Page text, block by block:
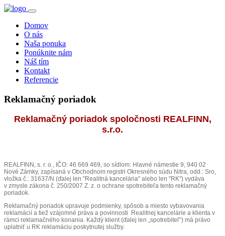
Domov
O nás
Naša ponuka
Ponúknite nám
Náš tím
Kontakt
Referencie
Reklamačný poriadok
Reklamačný poriadok spoločnosti REALFINN,
s.r.o.
REALFINN, s. r. o., IČO: 46 669 469, so sídlom: Hlavné námestie 9, 940 02
Nové Zámky, zapísaná v Obchodnom registri Okresného súdu Nitra, odd.: Sro,
vložka č.: 31637/N (ďalej len "Realitná kancelária" alebo len "RK") vydáva
v zmysle zákona č. 250/2007 Z. z. o ochrane spotrebiteľa tento reklamačný
poriadok.
Reklamačný poriadok upravuje podmienky, spôsob a miesto vybavovania
reklamácií a tiež vzájomné práva a povinnosti Realitnej kancelárie a klienta v
rámci reklamačného konania. Každý klient (ďalej len „spotrebiteľ“) má právo
uplatniť u RK reklamáciu poskytnutej služby.